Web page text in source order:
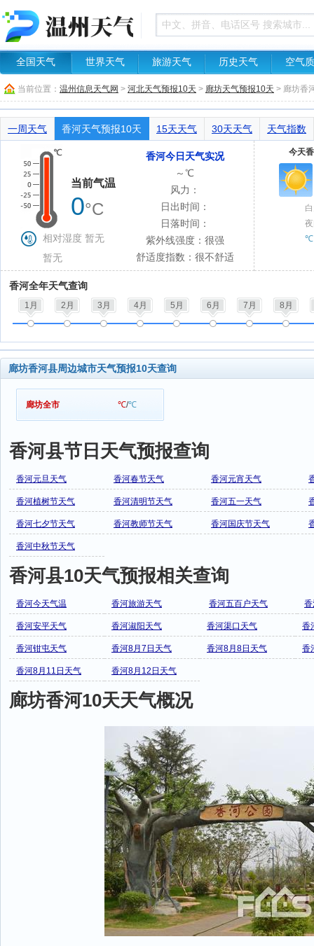
全国天气 世界天气 旅游天气 历史天气 空气
当前位置： 温州信息天气网 > 河北天气预报10天 > 廊坊天气预报10天 > 廊坊香
一周天气 香河天气预报10天 15天天气 30天天气 天气指数
当前气温
0°C
相对湿度 暂无
暂无
香河今日天气实况
～℃
风力：
日出时间：
日落时间：
紫外线强度：很强
舒适度指数：很不舒适
今天
℃
香河全年天气查询
1月 2月 3月 4月 5月 6月 7月 8月
廊坊香河县周边城市天气预报10天查询
廊坊全市 ℃/℃
香河县节日天气预报查询
香河元旦天气 香河春节天气 香河元宵天气
香河植树节天气 香河清明节天气 香河五一天气
香河七夕节天气 香河教师节天气 香河国庆节天气
香河中秋节天气
香河县10天气预报相关查询
香河今天气温 香河旅游天气 香河五百户天气
香河安平天气 香河淑阳天气 香河渠口天气 香
香河钳屯天气 香河8月7日天气 香河8月8日天气 香
香河8月11日天气 香河8月12日天气
廊坊香河10天天气概况